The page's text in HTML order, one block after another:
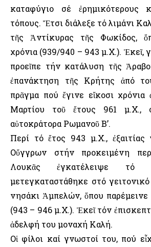
καταφύγιο σέ ἐρημικότερους
τόπους. Ἔτσι διάλεξε τό λιμάνι
τῆς Ἀντίκυρας τῆς Φωκίδος,
χρόνια (939/940 – 943 μ.Χ.). Ἐκεῖ,
προεῖπε τήν κατάλυση τῆς
ἐπανάκτηση τῆς Κρήτης ἀπό
πρᾶγμα πού ἔγινε εἴκοσι χρόνια
Μαρτίου τοῦ ἔτους 961 μ.Χ.,
αὐτοκράτορα Ρωμανοῦ Β’.
Περί τό ἔτος 943 μ.Χ., ἐξαιτίας
Οὔγγρων στήν προκειμένη
Λουκᾶς ἐγκατέλειψε τό
μετεγκαταστάθηκε στό
νησάκι Ἀμπελών, ὅπου παρέμεινε
(943 – 946 μ.Χ.). Ἐκεῖ τόν
ἀδελφή του μοναχή Καλή.
Οἱ φίλοι καί γνωστοί του, πού